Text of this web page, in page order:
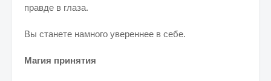
правде в глаза.
Вы станете намного увереннее в себе.
Магия принятия